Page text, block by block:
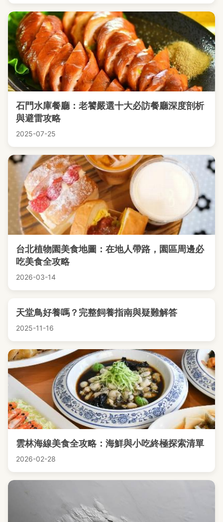
石門水庫餐廳：老饕嚴選十大必訪餐廳深度剖析
與避雷攻略
2025-07-25
台北植物園美食地圖：在地人帶路，園區周邊必
吃美食全攻略
2026-03-14
天堂鳥好養嗎？完整飼養指南與疑難解答
2025-11-16
雲林海線美食全攻略：海鮮與小吃終極探索清單
2026-02-28